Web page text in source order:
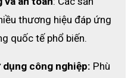
thương hiệu đáp ứng
quốc tế phổ biến.
công nghiệp: Phù